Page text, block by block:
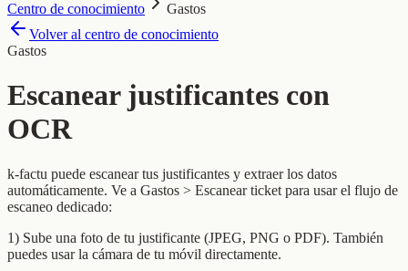
Centro de conocimiento
Gastos
Volver al centro de conocimiento
Gastos
Escanear justificantes con
OCR
k-factu puede escanear tus justificantes y extraer los datos
automáticamente. Ve a Gastos > Escanear ticket para usar el flujo de
escaneo dedicado:
1) Sube una foto de tu justificante (JPEG, PNG o PDF). También
puedes usar la cámara de tu móvil directamente.